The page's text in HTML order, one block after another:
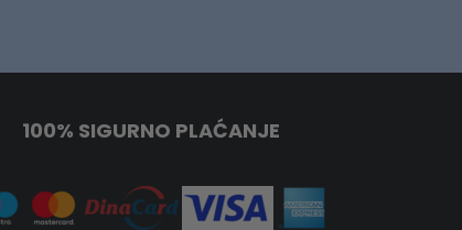
100% SIGURNO PLAĆANJE